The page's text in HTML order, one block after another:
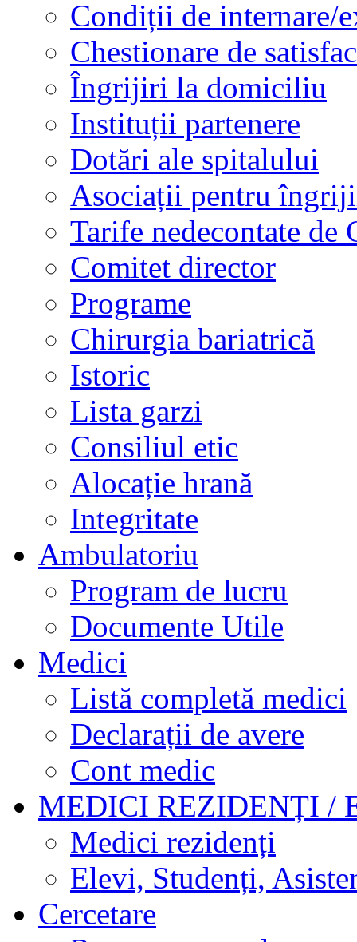
Condiții de internare/
Chestionare de
Îngrijiri la domiciliu
Instituții partenere
Dotări ale spitalului
Asociații pentru
Tarife nedecontate de
Comitet director
Programe
Chirurgia bariatrică
Istoric
Lista garzi
Consiliul etic
Alocație hrană
Integritate
Ambulatoriu
Program de lucru
Documente Utile
Medici
Listă completă medici
Declarații de avere
Cont medic
MEDICI REZIDENȚI /
Medici rezidenți
Elevi, Studenți,
Cercetare